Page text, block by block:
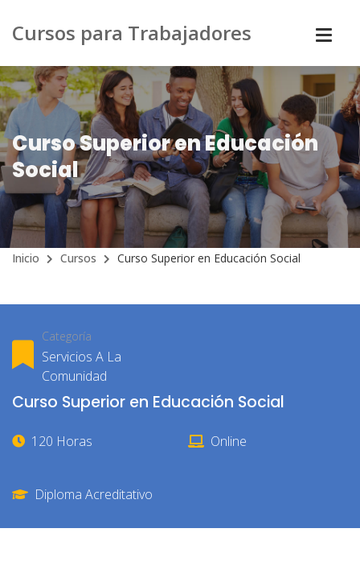
Cursos para Trabajadores
Curso Superior en Educación
Social
Inicio Cursos Curso Superior en Educación Social
Categoría
Servicios A La
Comunidad
Curso Superior en Educación Social
120 Horas Online
Diploma Acreditativo